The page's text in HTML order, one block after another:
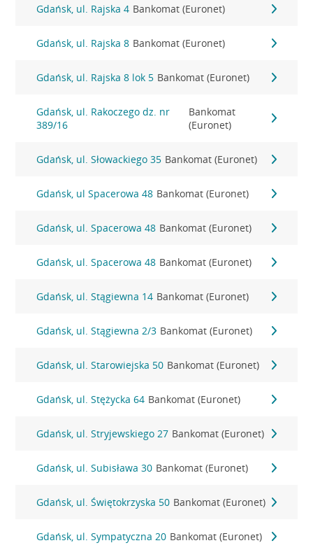
Gdańsk, ul. Rajska 4 Bankomat (Euronet)
Gdańsk, ul. Rajska 8 Bankomat (Euronet)
Gdańsk, ul. Rajska 8 lok 5 Bankomat (Euronet)
Gdańsk, ul. Rakoczego dz. nr
389/16
Bankomat
(Euronet)
Gdańsk, ul. Słowackiego 35 Bankomat (Euronet)
Gdańsk, ul Spacerowa 48 Bankomat (Euronet)
Gdańsk, ul. Spacerowa 48 Bankomat (Euronet)
Gdańsk, ul. Spacerowa 48 Bankomat (Euronet)
Gdańsk, ul. Stągiewna 14 Bankomat (Euronet)
Gdańsk, ul. Stągiewna 2/3 Bankomat (Euronet)
Gdańsk, ul. Starowiejska 50 Bankomat (Euronet)
Gdańsk, ul. Stężycka 64 Bankomat (Euronet)
Gdańsk, ul. Stryjewskiego 27 Bankomat (Euronet)
Gdańsk, ul. Subisława 30 Bankomat (Euronet)
Gdańsk, ul. Świętokrzyska 50 Bankomat (Euronet)
Gdańsk, ul. Sympatyczna 20 Bankomat (Euronet)